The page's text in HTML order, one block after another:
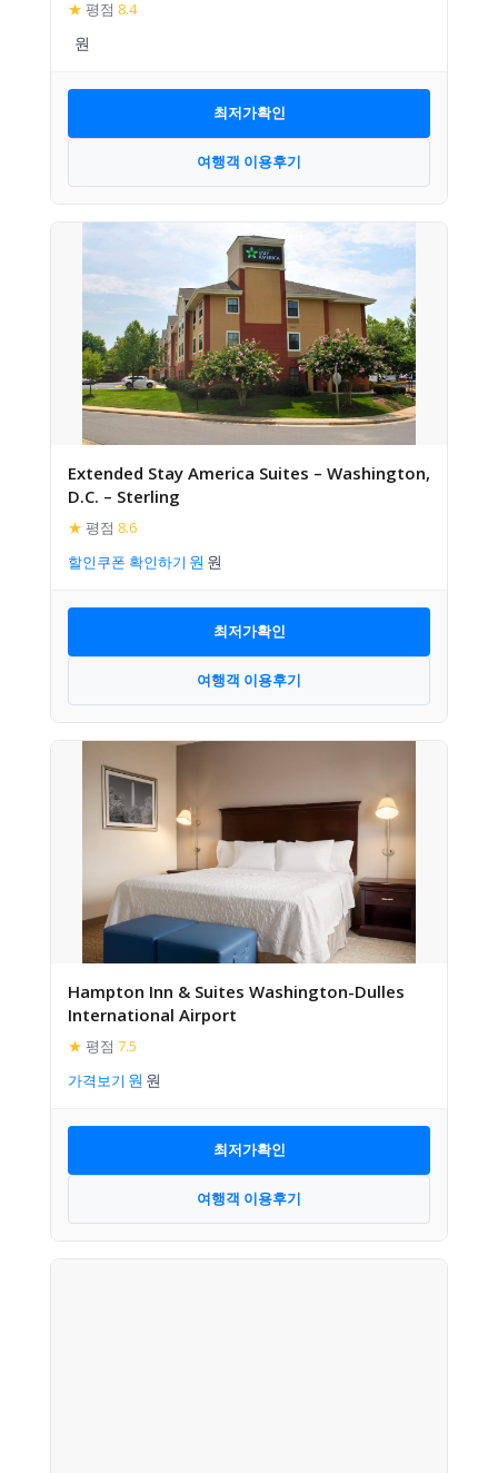
★ 평점 8.4
최저가확인
여행객 이용후기
Extended Stay America Suites – Washington,
D.C. – Sterling
★ 평점 8.6
할인쿠폰 확인하기
최저가확인
여행객 이용후기
Hampton Inn & Suites Washington-Dulles
International Airport
★ 평점 7.5
가격보기
최저가확인
여행객 이용후기